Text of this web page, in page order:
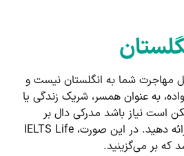
مهاجرت شما به انگلستان نیست و
به عنوان همسر، شریک زندگی یا
است نیاز باشد مدرکی دال بر
مهارت‌های انگلیسی خود ارائه دهید. در این صورت، IELTS Life